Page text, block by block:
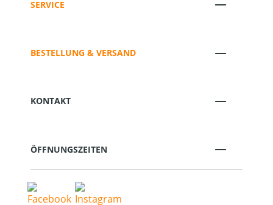
SERVICE
BESTELLUNG & VERSAND
KONTAKT
ÖFFNUNGSZEITEN